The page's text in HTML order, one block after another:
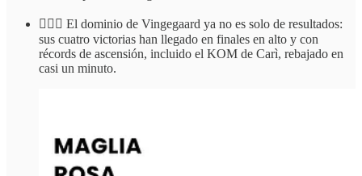
🚵🏻‍♂️ El dominio de Vingegaard ya no es solo de resultados:
sus cuatro victorias han llegado en finales en alto y con
récords de ascensión, incluido el KOM de Carì, rebajado en
casi un minuto.